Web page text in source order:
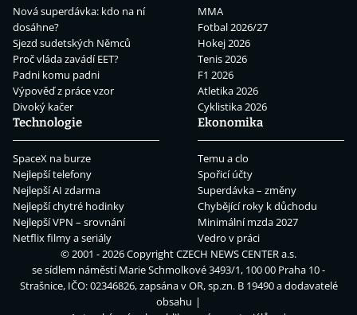
Nová superdávka: kdo na ní
dosáhne?
Sjezd sudetských Němců
Proč vláda zavádí EET?
Padni komu padni
Výpověď z práce vzor
Divoký kačer
MMA
Fotbal 2026/27
Hokej 2026
Tenis 2026
F1 2026
Atletika 2026
Cyklistika 2026
Technologie
SpaceX na burze
Nejlepší telefony
Nejlepší AI zdarma
Nejlepší chytré hodinky
Nejlepší VPN – srovnání
Netflix filmy a seriály
Ekonomika
Temu a clo
Spořicí účty
Superdávka – změny
Chybějící roky k důchodu
Minimální mzda 2027
Vedro v práci
© 2001 - 2026 CopyrightCZECH NEWS CENTER a.s.
se sídlem náměstí Marie Schmolkové 3493/1, 100 00 Praha 10 -
Strašnice, IČO: 02346826, zapsána v OR, sp.zn. B 19490 a dodavatelé
obsahu